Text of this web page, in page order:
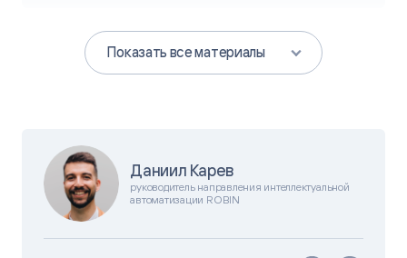
Даниил Карев
руководитель направления интеллектуальной
автоматизации ROBIN
Показать все материалы